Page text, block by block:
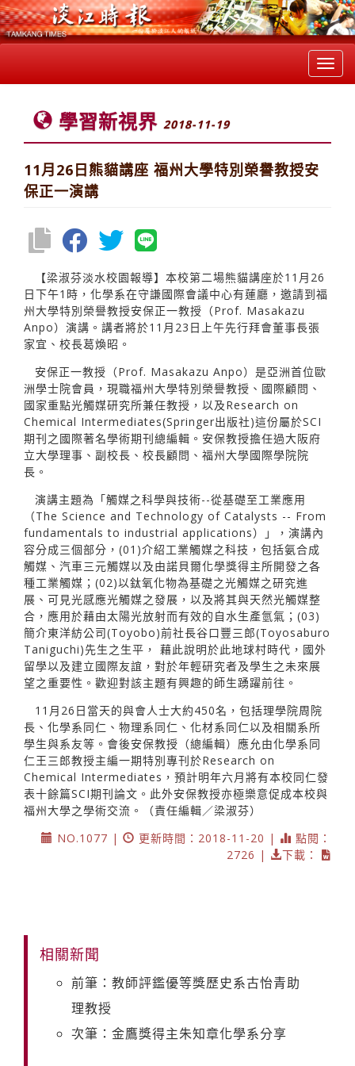
學習新視界 2018-11-19
11月26日熊貓講座 福州大學特別榮譽教授安
保正一演講
【梁淑芬淡水校園報導】本校第二場熊貓講座於11月26
日下午1時，化學系在守謙國際會議中心有蓮廳，邀請到福
州大學特別榮譽教授安保正一教授（Prof. Masakazu
Anpo）演講。講者將於11月23日上午先行拜會董事長張
家宜、校長葛煥昭。
安保正一教授（Prof. Masakazu Anpo）是亞洲首位歐
洲學士院會員，現職福州大學特別榮譽教授、國際顧問、
國家重點光觸媒研究所兼任教授，以及Research on
Chemical Intermediates(Springer出版社)這份屬於SCI
期刊之國際著名學術期刊總編輯。安保教授擔任過大阪府
立大學理事、副校長、校長顧問、福州大學國際學院院
長。
演講主題為「觸媒之科學與技術--從基礎至工業應用
（The Science and Technology of Catalysts -- From
fundamentals to industrial applications）」，演講內
容分成三個部分，(01)介紹工業觸媒之科技，包括氨合成
觸媒、汽車三元觸媒以及由諾貝爾化學獎得主所開發之各
種工業觸媒；(02)以鈦氧化物為基礎之光觸媒之研究進
展、可見光感應光觸媒之發展，以及將其與天然光觸媒整
合，應用於藉由太陽光放射而有效的自水生產氫氣；(03)
簡介東洋紡公司(Toyobo)前社長谷口豐三郎(Toyosaburo
Taniguchi)先生之生平， 藉此說明於此地球村時代，國外
留學以及建立國際友誼，對於年輕研究者及學生之未來展
望之重要性。歡迎對該主題有興趣的師生踴躍前往。
11月26日當天的與會人士大約450名，包括理學院周院
長、化學系同仁、物理系同仁、化材系同仁以及相關系所
學生與系友等。會後安保教授（總編輯）應允由化學系同
仁王三郎教授主編一期特別專刊於Research on
Chemical Intermediates，預計明年六月將有本校同仁發
表十餘篇SCI期刊論文。此外安保教授亦極樂意促成本校與
福州大學之學術交流。（責任編輯／梁淑芬）
NO.1077 |
更新時間：2018-11-20 |
點閱：
2726 |
下載：
相關新聞
前筆：教師評鑑優等獎歷史系古怡青助
理教授
次筆：金鷹獎得主朱知章化學系分享